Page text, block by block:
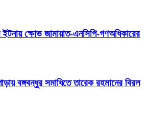
ক্ষোভ জামায়াত-এনসিপি-গণঅধিকারের
বঙ্গবন্ধুর সমাধিতে তারেক রহমানের বিরল